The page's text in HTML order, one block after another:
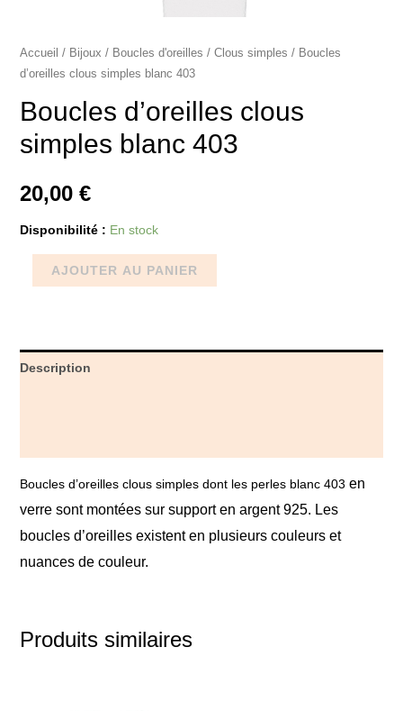
Accueil / Bijoux / Boucles d'oreilles / Clous simples / Boucles
d’oreilles clous simples blanc 403
Boucles d’oreilles clous
simples blanc 403
20,00 €
Disponibilité : En stock
AJOUTER AU PANIER
Description
Boucles d’oreilles clous simples dont les perles blanc 403 en
verre sont montées sur support en argent 925. Les
boucles d’oreilles existent en plusieurs couleurs et
nuances de couleur.
Produits similaires